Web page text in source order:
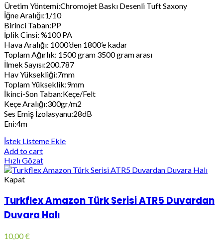
Üretim Yöntemi:Chromojet Baskı Desenli Tuft Saxony
İğne Aralığı:1/10
Birinci Taban:PP
İplik Cinsi: %100 PA
Hava Aralığı: 1000’den 1800’e kadar
Toplam Ağırlık: 1500 gram 3500 gram arası
İlmek Sayısı:200.787
Hav Yüksekliği:7mm
Toplam Yükseklik:9mm
İkinci-Son Taban:Keçe/Felt
Keçe Aralığı:300gr/m2
Ses Emiş İzolasyanu:28dB
Eni:4m
İstek Listeme Ekle
Add to cart
Hızlı Gözat
Kapat
Turkflex Amazon Türk Serisi ATR5 Duvardan
Duvara Halı
10,00€